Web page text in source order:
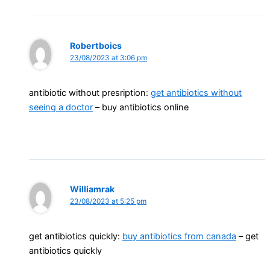
Robertboics
23/08/2023 at 3:06 pm
antibiotic without presription: get antibiotics without
seeing a doctor – buy antibiotics online
Williamrak
23/08/2023 at 5:25 pm
get antibiotics quickly: buy antibiotics from canada – get
antibiotics quickly